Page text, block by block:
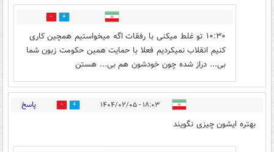
0
۱۰:۳۰ تو غلط میکنی با رفقات اگه میخواستیم همچین کاری
کنیم انقلاب نمیکردیم فعلا با حمایت همین حکومت زبون شما
بی... دراز شده چون خودشون هم بی... هستن
۱۸:۰۳ - ۱۴۰۴/۰۲/۰۵ 5 پاسخ
بهتره ایشون چیزی نگویند